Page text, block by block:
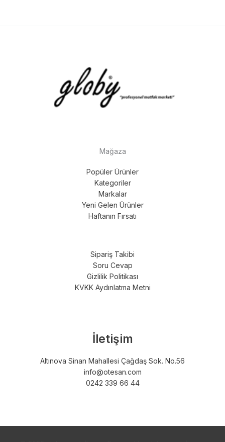
Mağaza
Popüler Ürünler
Kategoriler
Markalar
Yeni Gelen Ürünler
Haftanın Fırsatı
Sipariş Takibi
Soru Cevap
Gizlilik Politikası
KVKK Aydınlatma Metni
İletişim
Altınova Sinan Mahallesi Çağdaş Sok. No.56
info@otesan.com
0242 339 66 44